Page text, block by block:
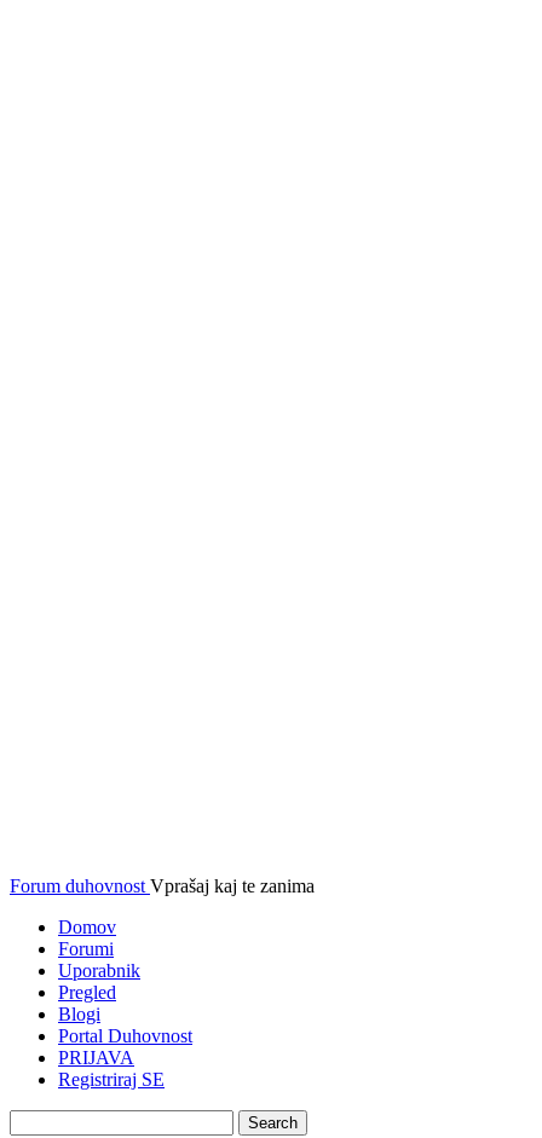
Forum duhovnost Vprašaj kaj te zanima
Domov
Forumi
Uporabnik
Pregled
Blogi
Portal Duhovnost
PRIJAVA
Registriraj SE